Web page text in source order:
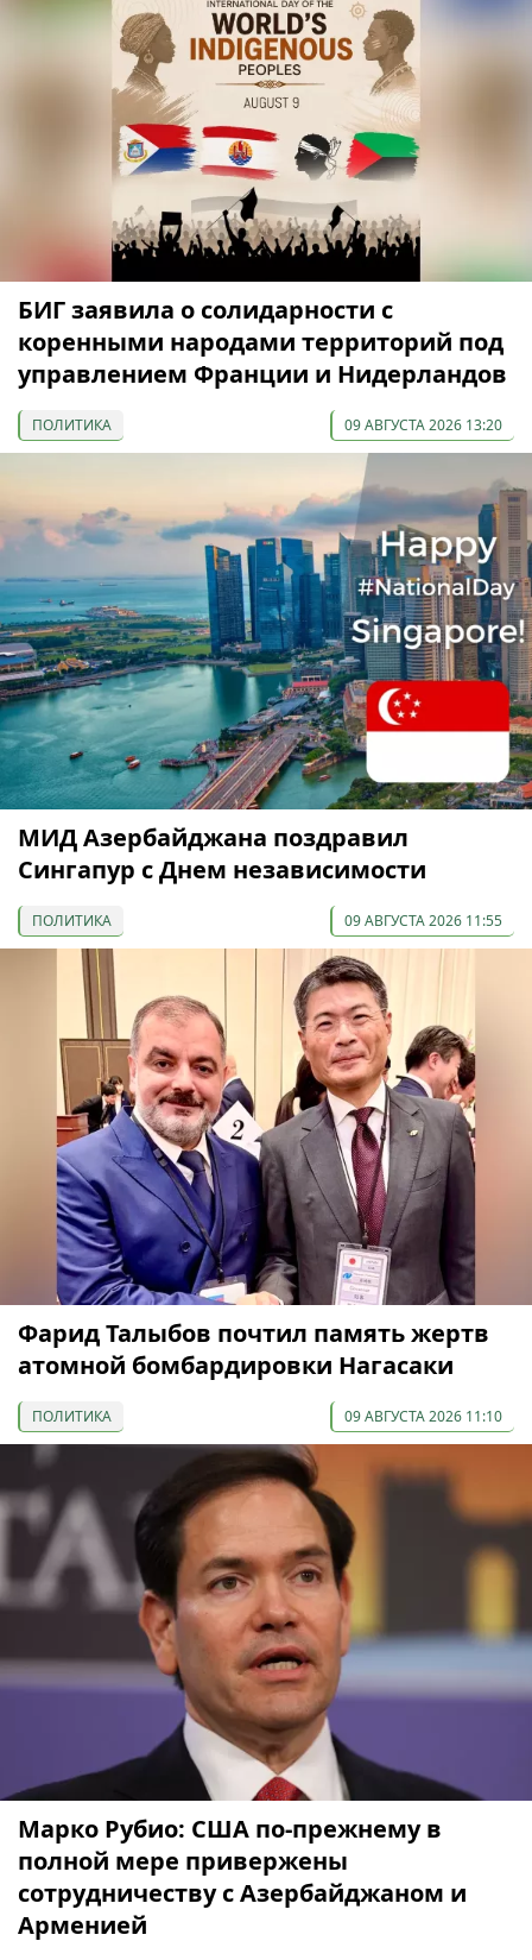
БИГ заявила о солидарности с
коренными народами территорий под
управлением Франции и Нидерландов
ПОЛИТИКА 09 АВГУСТА 2026 13:20
МИД Азербайджана поздравил
Сингапур с Днем независимости
ПОЛИТИКА 09 АВГУСТА 2026 11:55
Фарид Талыбов почтил память жертв
атомной бомбардировки Нагасаки
ПОЛИТИКА 09 АВГУСТА 2026 11:10
Марко Рубио: США по-прежнему в
полной мере привержены
сотрудничеству с Азербайджаном и
Арменией